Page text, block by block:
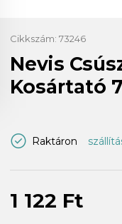
Cikkszám: 73246
Nevis
Kosártató
Raktáron
1 122 Ft